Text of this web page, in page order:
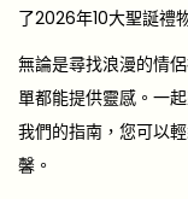
e
-
了2026年10大聖誕禮
無論是尋找浪漫的情
單都能提供靈感。一
我們的指南，您可以
馨。